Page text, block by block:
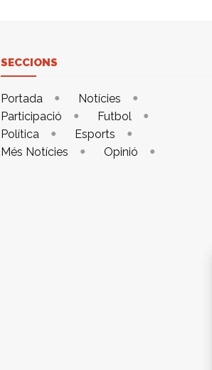
SECCIONS
Portada
Notícies
Participació
Futbol
Política
Esports
Més Notícies
Opinió